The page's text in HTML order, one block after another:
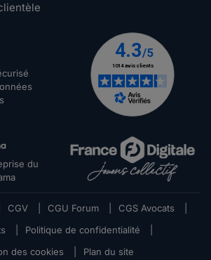
du
CGV CGU Forum CGS Avocats
Politique de confidentialité
des cookies
Plan du site